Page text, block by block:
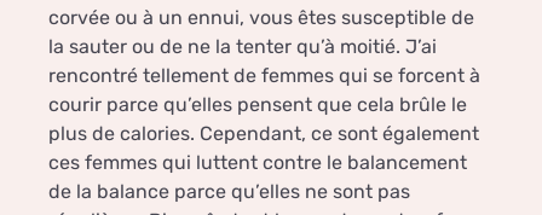
corvée ou à un ennui, vous êtes susceptible de
la sauter ou de ne la tenter qu’à moitié. J’ai
rencontré tellement de femmes qui se forcent à
courir parce qu’elles pensent que cela brûle le
plus de calories. Cependant, ce sont également
ces femmes qui luttent contre le balancement
de la balance parce qu’elles ne sont pas